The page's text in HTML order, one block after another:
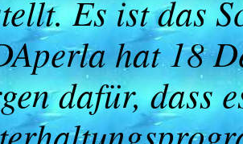
Es ist das
hat 18
dafür, dass